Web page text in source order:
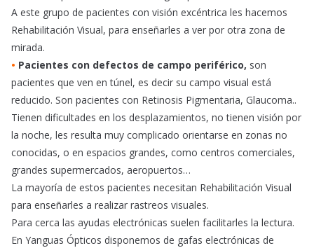
A este grupo de pacientes con visión excéntrica les hacemos
Rehabilitación Visual, para enseñarles a ver por otra zona de
mirada.
• Pacientes con defectos de campo periférico, son
pacientes que ven en túnel, es decir su campo visual está
reducido. Son pacientes con Retinosis Pigmentaria, Glaucoma..
Tienen dificultades en los desplazamientos, no tienen visión por
la noche, les resulta muy complicado orientarse en zonas no
conocidas, o en espacios grandes, como centros comerciales,
grandes supermercados, aeropuertos…
La mayoría de estos pacientes necesitan Rehabilitación Visual
para enseñarles a realizar rastreos visuales.
Para cerca las ayudas electrónicas suelen facilitarles la lectura.
En Yanguas Ópticos disponemos de gafas electrónicas de